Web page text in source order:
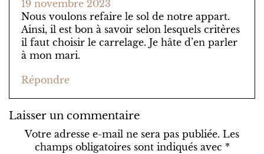
19 novembre 2023
Nous voulons refaire le sol de notre appart.
Ainsi, il est bon à savoir selon lesquels critères
il faut choisir le carrelage. Je hâte d’en parler
à mon mari.
Répondre
Laisser un commentaire
Votre adresse e-mail ne sera pas publiée. Les
champs obligatoires sont indiqués avec *